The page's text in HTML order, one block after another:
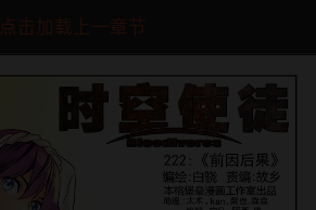
点击加载上一章节